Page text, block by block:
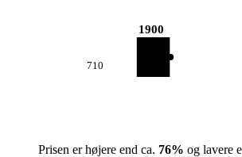
710
1900
Prisen er højere end ca. 76% og lavere